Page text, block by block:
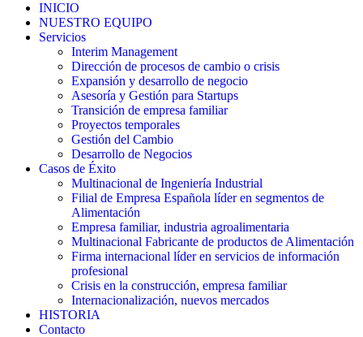
INICIO
NUESTRO EQUIPO
Servicios
Interim Management
Dirección de procesos de cambio o crisis
Expansión y desarrollo de negocio
Asesoría y Gestión para Startups
Transición de empresa familiar
Proyectos temporales
Gestión del Cambio
Desarrollo de Negocios
Casos de Éxito
Multinacional de Ingeniería Industrial
Filial de Empresa Española líder en segmentos de
Alimentación
Empresa familiar, industria agroalimentaria
Multinacional Fabricante de productos de Alimentación
Firma internacional líder en servicios de información
profesional
Crisis en la construcción, empresa familiar
Internacionalización, nuevos mercados
HISTORIA
Contacto